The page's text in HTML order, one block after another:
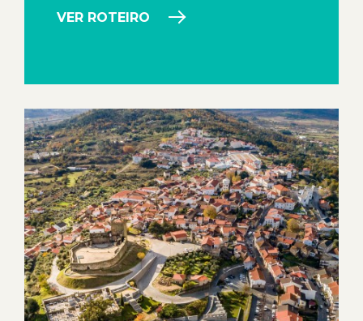
VER ROTEIRO